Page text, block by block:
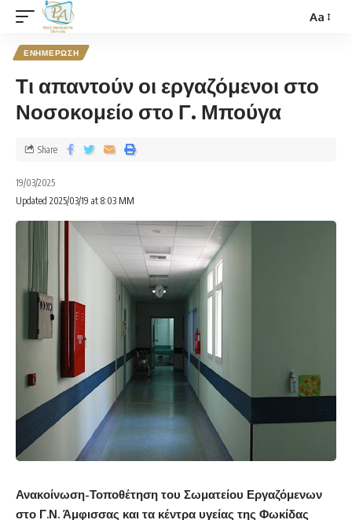
Aa
ΕΝΗΜΕΡΩΣΗ
Τι απαντούν οι εργαζόμενοι στο
Νοσοκομείο στο Γ. Μπούγα
19/03/2025
Updated 2025/03/19 at 8:03 ΜΜ
Share
Ανακοίνωση-Τοποθέτηση του Σωματείου Εργαζόμενων
στο Γ.Ν. Άμφισσας και τα κέντρα υγείας της Φωκίδας